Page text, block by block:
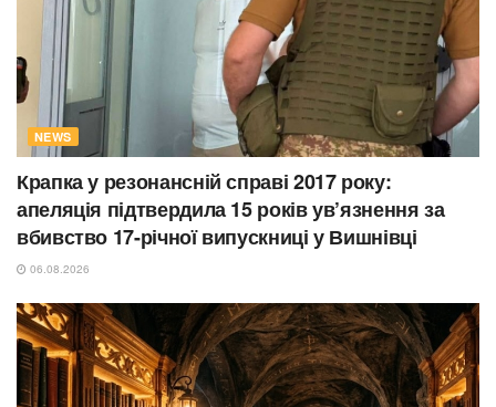
NEWS
Крапка у резонансній справі 2017 року:
апеляція підтвердила 15 років ув’язнення за
вбивство 17-річної випускниці у Вишнівці
06.08.2026